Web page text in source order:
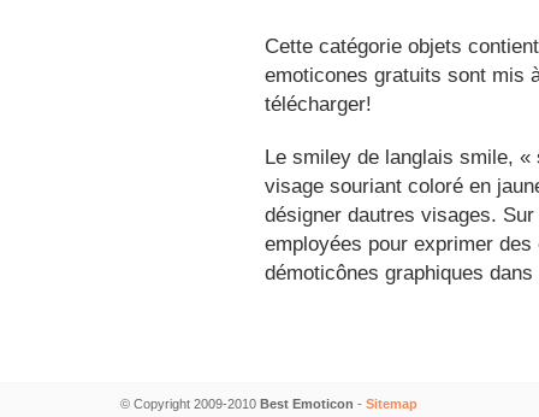
Cette catégorie objets
emoticones gratuits sont mis
télécharger!
Le smiley de langlais smile,
visage souriant coloré en
désigner dautres visages.
employées pour exprimer
démoticônes graphiques
© Copyright 2009-2010 Best Emoticon - Sitemap